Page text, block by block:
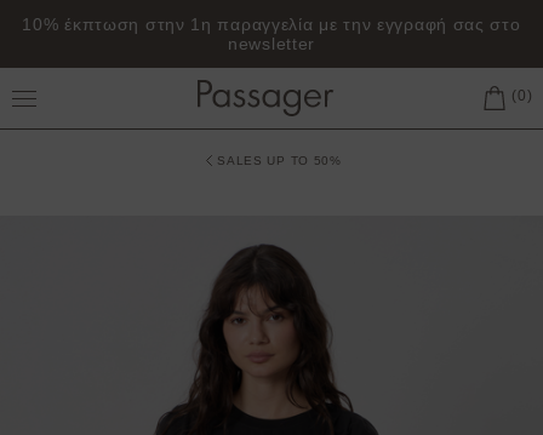
10% έκπτωση στην 1η παραγγελία με την εγγραφή σας στο
newsletter
Toggle Main Menu
SALES UP TO 50%